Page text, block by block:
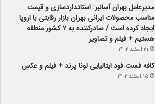
مدیرعامل بهران آسانبر: استانداردسازی و قیمت
مناسب محصولات ایرانی بهران بازار رقابتی با اروپا
ایجاد کرده است / صادرکننده به ۷ کشور منطقه
هستیم + فیلم و تصاویر
۲۱ اسفند ۱۴۰۲
کافه فست فود ایتالیایی لونا پرند + فیلم و عکس
۱۵ اسفند ۱۴۰۲